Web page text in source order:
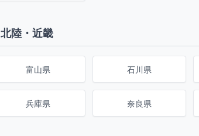
北陸・近畿
富山県 石川県
兵庫県 奈良県